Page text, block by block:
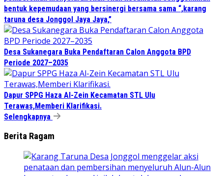
bentuk kepemudaan yang bersinergi bersama sama “,karang
taruna desa Jonggol Jaya Jaya,”
Desa Sukanegara Buka Pendaftaran Calon Anggota BPD
Periode 2027–2035
Dapur SPPG Haza Al-Zein Kecamatan STL Ulu
Terawas,Memberi Klarifikasi.
Selengkapnya
Berita Ragam